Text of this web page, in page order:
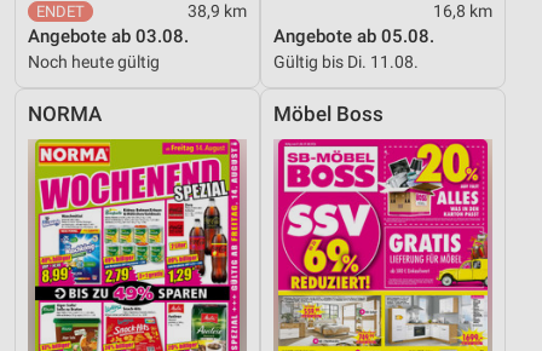
38,9 km
Angebote ab 03.08.
Noch heute gültig
16,8 km
Angebote ab 05.08.
Gültig bis Di. 11.08.
NORMA Möbel Boss